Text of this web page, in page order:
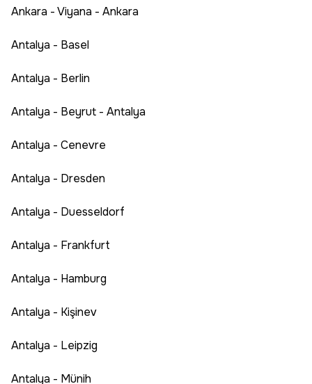
Ankara - Viyana - Ankara
Antalya - Basel
Antalya - Berlin
Antalya - Beyrut - Antalya
Antalya - Cenevre
Antalya - Dresden
Antalya - Duesseldorf
Antalya - Frankfurt
Antalya - Hamburg
Antalya - Kişinev
Antalya - Leipzig
Antalya - Münih